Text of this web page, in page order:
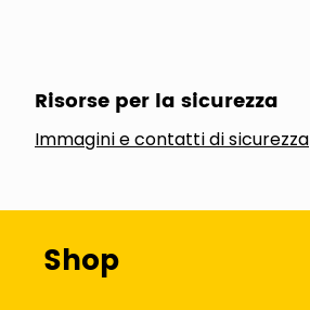
Risorse per la sicurezza
Immagini e contatti di sicurezza
Shop